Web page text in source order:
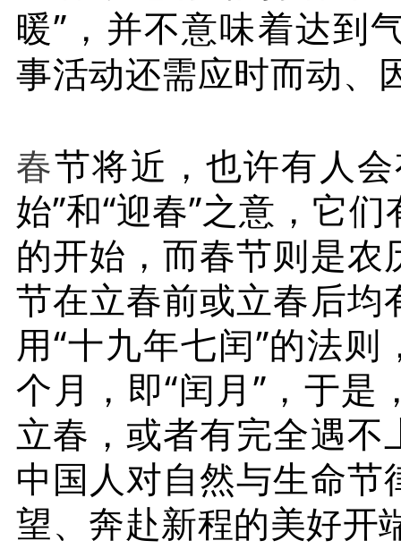
暖”，并不意味着达到
事活动还需应时而动、
春节将近，也许有人
始”和“迎春”之意，它
的开始，而春节则是
节在立春前或立春后
用“十九年七闰”的法
个月，即“闰月”，于
立春，或者有完全遇不
中国人对自然与生命
望、奔赴新程的美好开